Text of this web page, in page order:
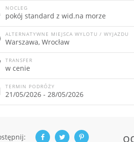
NOCLEG
pokój standard z wid.na morze
ALTERNATYWNE MIEJSCA WYLOTU / WYJAZDU
Warszawa, Wrocław
TRANSFER
w cenie
TERMIN PODRÓŻY
21/05/2026 - 28/05/2026